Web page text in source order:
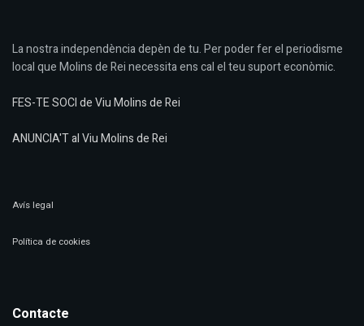
La nostra independència depèn de tu. Per poder fer el periodisme
local que Molins de Rei necessita ens cal el teu suport econòmic.
FES-TE SOCI de Viu Molins de Rei
ANUNCIA'T al Viu Molins de Rei
Avís legal
Política de cookies
Contacte